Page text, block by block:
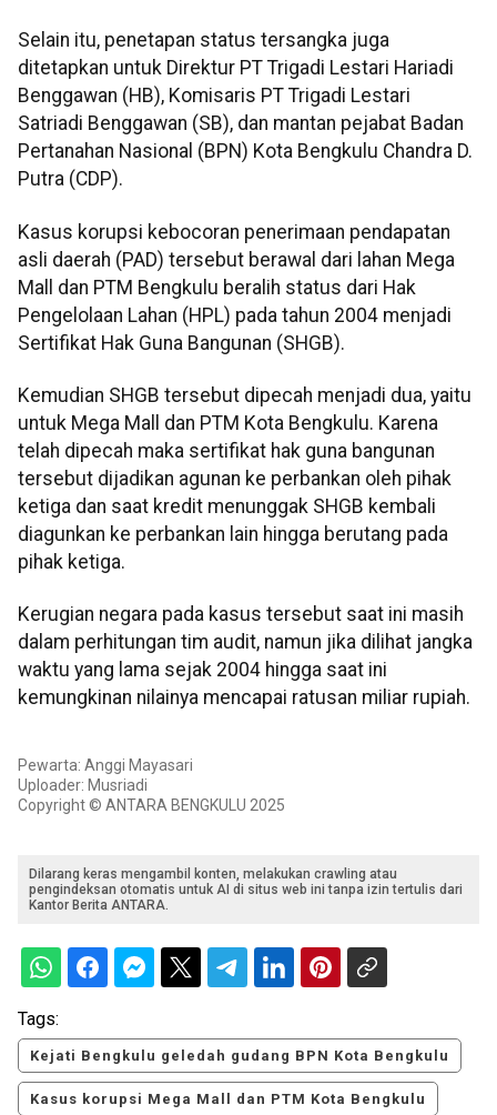
Selain itu, penetapan status tersangka juga
ditetapkan untuk Direktur PT Trigadi Lestari Hariadi
Benggawan (HB), Komisaris PT Trigadi Lestari
Satriadi Benggawan (SB), dan mantan pejabat Badan
Pertanahan Nasional (BPN) Kota Bengkulu Chandra D.
Putra (CDP).
‎Kasus korupsi kebocoran penerimaan pendapatan
asli daerah (PAD) tersebut berawal dari lahan Mega
Mall dan PTM Bengkulu beralih status dari Hak
Pengelolaan Lahan (HPL) pada tahun 2004 menjadi
Sertifikat Hak Guna Bangunan (SHGB).
Kemudian SHGB tersebut dipecah menjadi dua, yaitu
untuk Mega Mall dan PTM Kota Bengkulu. Karena
telah dipecah maka sertifikat hak guna bangunan
tersebut dijadikan agunan ke perbankan oleh pihak
ketiga dan saat kredit menunggak SHGB kembali
diagunkan ke perbankan lain hingga berutang pada
pihak ketiga.
Kerugian negara pada kasus tersebut saat ini masih
dalam perhitungan tim audit, namun jika dilihat jangka
waktu yang lama sejak 2004 hingga saat ini
kemungkinan nilainya mencapai ratusan miliar rupiah.
Pewarta: Anggi Mayasari
Uploader: Musriadi
Copyright © ANTARA BENGKULU 2025
Dilarang keras mengambil konten, melakukan crawling atau
pengindeksan otomatis untuk AI di situs web ini tanpa izin tertulis dari
Kantor Berita ANTARA.
Tags:
Kejati Bengkulu geledah gudang BPN Kota Bengkulu
Kasus korupsi Mega Mall dan PTM Kota Bengkulu